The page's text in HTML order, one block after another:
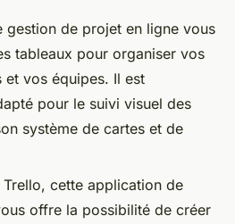
gestion de projet en ligne vous
tableaux pour organiser vos
vos équipes. Il est
pour le suivi visuel des
système de cartes et de
cette application de
offre la possibilité de créer